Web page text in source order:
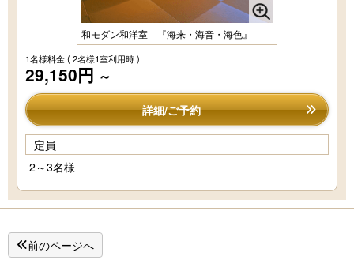
和モダン和洋室 『海来・海音・海色』
1名様料金( 2名様1室利用時 )
29,150円 ～
詳細/ご予約
定員
2～3名様
前のページへ